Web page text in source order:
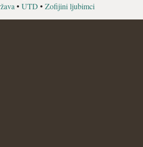
• UTD • Zofijini ljubimci